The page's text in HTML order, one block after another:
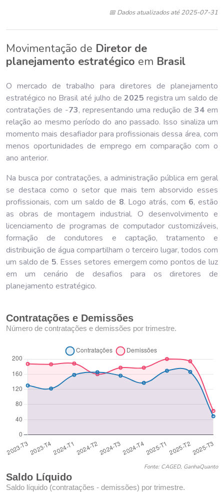
📅 Dados atualizados até 2025-07-31
Movimentação de Diretor de
planejamento estratégico em Brasil
O mercado de trabalho para diretores de planejamento
estratégico no Brasil até julho de 2025 registra um saldo de
contratações de -73, representando uma redução de 34 em
relação ao mesmo período do ano passado. Isso sinaliza um
momento mais desafiador para profissionais dessa área, com
menos oportunidades de emprego em comparação com o
ano anterior.
Na busca por contratações, a administração pública em geral
se destaca como o setor que mais tem absorvido esses
profissionais, com um saldo de 8. Logo atrás, com 6, estão
as obras de montagem industrial. O desenvolvimento e
licenciamento de programas de computador customizáveis,
formação de condutores e captação, tratamento e
distribuição de água compartilham o terceiro lugar, todos com
um saldo de 5. Esses setores emergem como pontos de luz
em um cenário de desafios para os diretores de
planejamento estratégico.
Contratações e Demissões
Número de contratações e demissões por trimestre.
Fonte: CAGED, GanhaQuanto
Saldo Líquido
Saldo líquido (contratações - demissões) por trimestre.